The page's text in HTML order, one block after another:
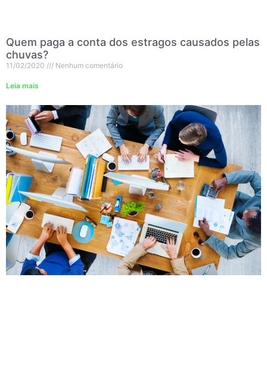
Quem paga a conta dos estragos causados pelas
chuvas?
11/02/2020 Nenhum comentário
Leia mais